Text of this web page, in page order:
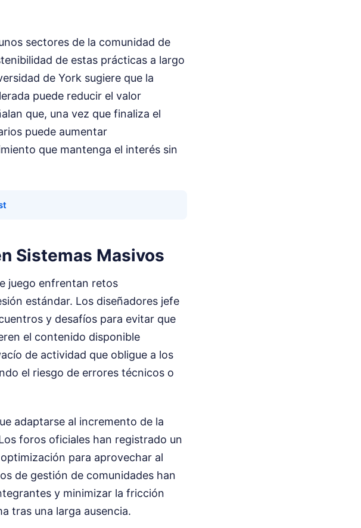
sectores de la comunidad de
de estas prácticas a largo
de York sugiere que la
puede reducir el valor
que, una vez que finaliza el
puede aumentar
que mantenga el interés sin
Sistemas Masivos
juego enfrentan retos
estándar. Los diseñadores jefe
y desafíos para evitar que
el contenido disponible
de actividad que obligue a los
el riesgo de errores técnicos o
adaptarse al incremento de la
foros oficiales han registrado un
para aprovechar al
de gestión de comunidades han
y minimizar la fricción
tras una larga ausencia.